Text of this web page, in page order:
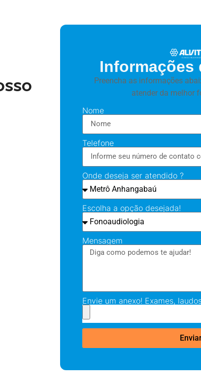
Informações
Preencha as informações
atender da melhor
Nome
Telefone
Onde deseja ser atendido ?
Escolha a opção desejada!
Mensagem
Envie um anexo! Exames,